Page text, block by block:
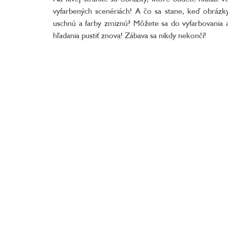
vyfarbených scenériách! A čo sa stane, keď
uschnú a farby zmiznú? Môžete sa do vyfarbovania
hľadania pustiť znova! Zábava sa nikdy nekončí!